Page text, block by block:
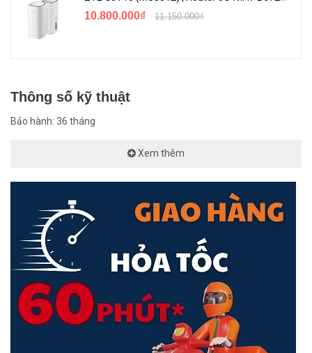
Thiết kế Plug and Play & Tiết kiệm năng lượng
hình bằng không, thiết bị có thể hoạt động ngay lập tức sau khi cắm
điện. Tính năng tiết kiệm năng lượng cho phép các cổng không
hoạt động tự động giảm tiêu thụ điện năng và thiết kế không quạt
cũng cho phép hoạt động không ồn ào
10.800.000₫ 11.150.000₫
Thông số kỹ thuật
Bảo hành: 36 tháng
Xem thêm